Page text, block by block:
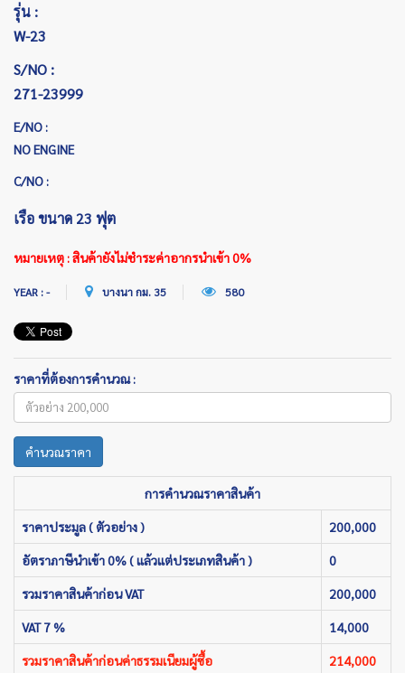
รุ่น :
W-23
S/NO :
271-23999
E/NO :
NO ENGINE
C/NO :
เรือ ขนาด 23 ฟุต
หมายเหตุ : สินค้ายังไม่ชำระค่าอากรนำเข้า 0%
YEAR : - บางนา กม. 35 580
ราคาที่ต้องการคำนวณ :
คำนวณราคา
การคำนวณราคาสินค้า
ราคาประมูล ( ตัวอย่าง ) 200,000
อัตราภาษีนำเข้า 0% ( แล้วแต่ประเภทสินค้า ) 0
รวมราคาสินค้าก่อน VAT 200,000
VAT 7 % 14,000
รวมราคาสินค้าก่อนค่าธรรมเนียมผู้ซื้อ 214,000